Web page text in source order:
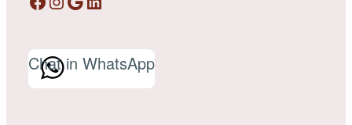
Chat in WhatsApp